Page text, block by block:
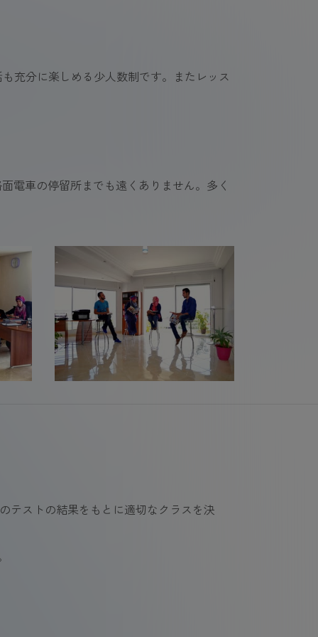
充分に楽しめる少人数制です。またレッス
電車の停留所までも遠くありません。多く
テストの結果をもとに適切なクラスを決